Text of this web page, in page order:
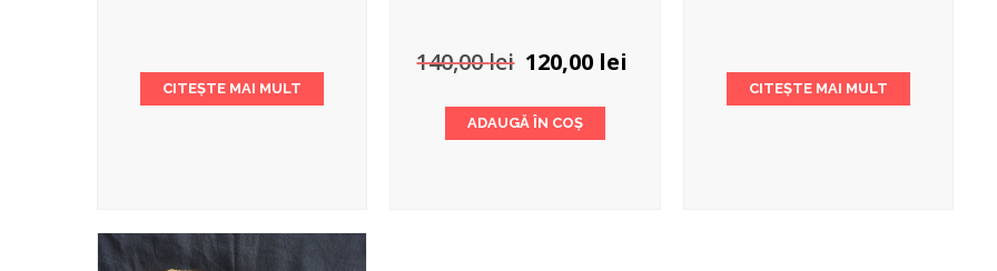
CITEȘTE MAI MULT
140,00lei Prețul
a
fost:
120,00 lei
ADAUGĂ ÎN COȘ
CITEȘTE MAI MULT